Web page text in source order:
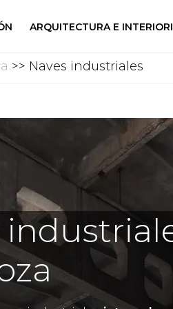
ARQUITECTURA E
>> Naves industriales